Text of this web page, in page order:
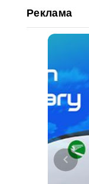
Реклама